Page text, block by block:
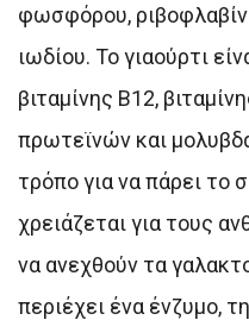
φωσφόρου,
ιωδίου. Το γιαούρτι
βιταμίνης Β12,
πρωτεϊνών και
τρόπο για να πάρει το
χρειάζεται για τους
να ανεχθούν τα
περιέχει ένα ένζυμο,